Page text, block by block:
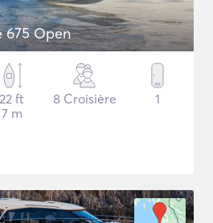
675 Open
22 ft
7 m
8 Croisière 1